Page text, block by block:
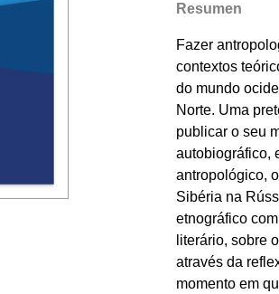
Resumen
Fazer
contextos
do mundo
Norte. Uma
publicar o seu
autobiográfico,
antropológico,
Sibéria na
etnográfico
literário, sobre
através da
momento em